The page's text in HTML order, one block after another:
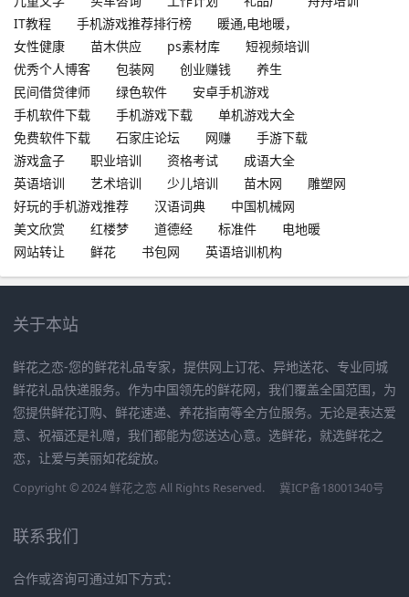
IT教程
手机游戏推荐排行榜
暖通,电地暖，
女性健康
苗木供应 ps素材库
短视频培训
优秀个人博客
包装网 创业赚钱
养生
民间借贷律师
绿色软件
安卓手机游戏
手机软件下载
手机游戏下载
单机游戏大全
免费软件下载
石家庄论坛 网赚
手游下载
游戏盒子
职业培训 资格考试
成语大全
英语培训
艺术培训 少儿培训 苗木网
雕塑网
好玩的手机游戏推荐
汉语词典
中国机械网
美文欣赏
红楼梦 道德经 标准件
电地暖
网站转让
鲜花 书包网 英语培训机构
关于本站
鲜花之恋-您的鲜花礼品专家，提供网上订花、异地送花、专业同城
鲜花礼品快递服务。作为中国领先的鲜花网，我们覆盖全国范围，为
您提供鲜花订购、鲜花速递、养花指南等全方位服务。无论是表达爱
意、祝福还是礼赠，我们都能为您送达心意。选鲜花，就选鲜花之
恋，让爱与美丽如花绽放。
Copyright © 2024 鲜花之恋 All Rights Reserved. 冀ICP备18001340号
联系我们
合作或咨询可通过如下方式：